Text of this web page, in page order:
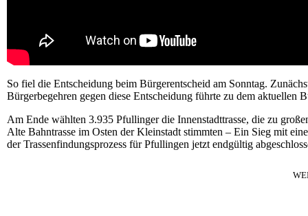
So fiel die Entscheidung beim Bürgerentscheid am Sonntag.
Bürgerbegehren gegen diese Entscheidung führte zu dem
Am Ende wählten 3.935 Pfullinger die Innenstadttrasse, die zu
Alte Bahntrasse im Osten der Kleinstadt stimmten – Ein Sieg mit
der Trassenfindungsprozess für Pfullingen jetzt endgültig